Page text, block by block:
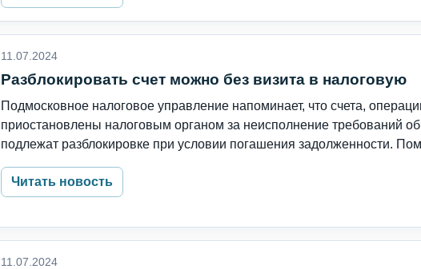
11.07.2024
Разблокировать счет можно без визита в налоговую
Подмосковное налоговое управление напоминает, что счета,
приостановлены налоговым органом за неисполнение требований об
подлежат разблокировке при условии погашения задолженности.
Читать новость
11.07.2024